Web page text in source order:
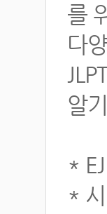
를
다
알
*
*